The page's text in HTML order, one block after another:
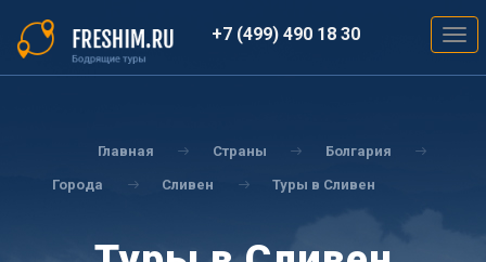
основному
содержанию
+7 (499) 490 18 30
Главная Страны Болгария
Города Сливен Туры в Сливен